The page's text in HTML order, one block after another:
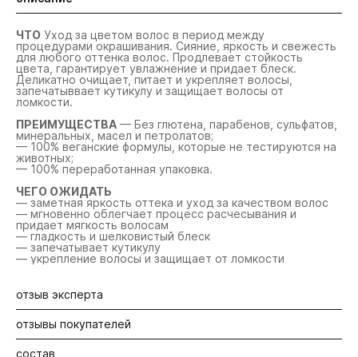
ЧТО Уход за цветом волос в период между
процедурами окрашивания. Сияние, яркость и свежесть
для любого оттенка волос. Продлевает стойкость
цвета, гарантирует увлажнение и придает блеск.
Деликатно очищает, питает и укрепляет волосы,
запечатыввает кутикулу и защищает волосы от
ломкости.
ПРЕИМУЩЕСТВА — Без глютена, парабенов, сульфатов,
минеральных, масел и петролатов;
— 100% веганские формулы, которые не тестируются на
животных;
— 100% переработанная упаковка.
ЧЕГО ОЖИДАТЬ
— заметная яркость оттека и уход за качеством волос
— мгновенно облегчает процесс расчесывания и
придает мягкость волосам
— гладкость и шелковистый блеск
— запечатывает кутикулу
— укрепление волосы и защищает от ломкости
отзыв эксперта
Шампуня достаточно небольшого количества -
растереть его в ладонях и нанести на кожу головы и
вспенить. Использовать два раза, после нанести
отзывы покупателей
состав